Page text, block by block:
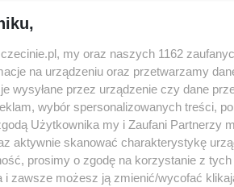
eksponatów” – zwiedzający
znajdujących się u nas
także kilka dodatkowych
pokaz wykorzystania energii
Otto i Diesla, silnika
(np. pokaz rozchodzenia się fal
my oraz naszych 1162
na urządzeniu oraz przetwarzamy
wysyłane przez urządzenie czy dane
wybór spersonalizowanych treści,
Użytkownika my i Zaufani Partnerzy
aktywnie skanować charakterystykę
prosimy o zgodę na korzystanie z tych
i zawsze możesz ją zmienić/wycofać